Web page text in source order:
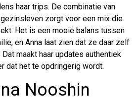
haar trips. De combinatie van
zorgt voor een mix die
Het is een mooie balans tussen
en Anna laat zien dat ze daar zelf
maakt haar updates authentiek
dat het te opdringerig wordt.
Nooshin